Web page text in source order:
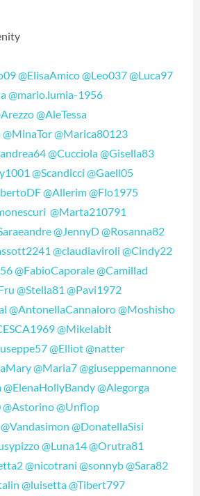
@ElisaAmico@Leo037@Luca97
@mario.lumia-1956
@AleTessa
@MinaTor@Marica80123
@Cucciola@Gisella83
@Scandicci @Gaell05
@Allerim@Flo1975
@Marta210791
@JennyD@Rosanna82
@claudiaviroli @Cindy22
@FabioCaporale@Camillad
@Stella81 @Pavi1972
@AntonellaCannaloro@Moshisho
@Mikelabit
@Elliot@natter
@Maria7@giuseppemannone
@ElenaHollyBandy@Alegorga
@Astorino@Unflop
@Vandasimon @DonatellaSisi
@Luna14@Orutra81
@nicotrani @sonnyb@Sara82
@luisetta@Tibert797